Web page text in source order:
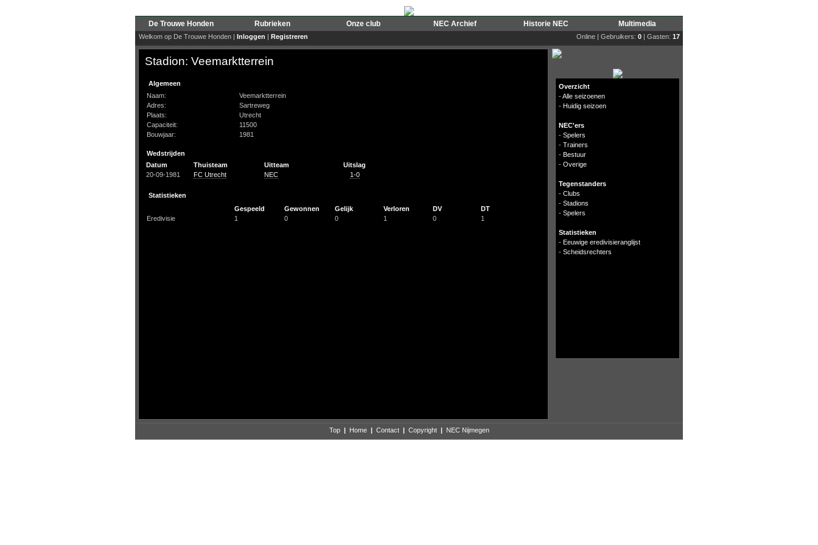
De Trouwe Honden Rubrieken Onze club NEC Archief Historie NEC Multimedia
Welkom op De Trouwe Honden | Inloggen | Registreren Online | Gebruikers: 0 | Gasten: 17
Stadion: Veemarktterrein
Algemeen
Naam:
Veemarktterrein
Adres:
Sartreweg
Plaats:
Utrecht
Capaciteit:
11500
Bouwjaar:
1981
Wedstrijden
Datum
Thuisteam Uitteam
Uitslag
20-09-1981
FC Utrecht NEC 1-0
Statistieken
Gespeeld
Gewonnen Gelijk Verloren DV
DT
Eredivisie
1 0 0 1 0 1
Overzicht
-Alle seizoenen
- Huidig seizoen
NEC'ers
- Spelers
- Trainers
- Bestuur
- Overige
Tegenstanders
- Clubs
- Stadions
- Spelers
Statistieken
- Eeuwige eredivisieranglijst
- Scheidsrechters
Top | Home | Contact | Copyright | NEC Nijmegen